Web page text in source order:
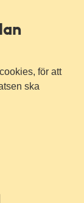
för att
ska